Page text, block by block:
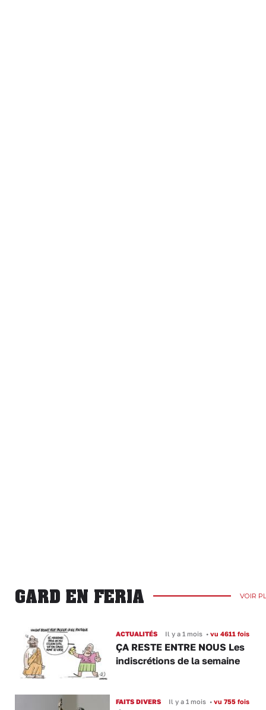
GARD EN FERIA VOIR
ACTUALITÉS Il y a 1 mois •vu 4611 fois
ÇA RESTE ENTRE NOUS Les
indiscrétions de la semaine
FAITS DIVERS Il y a 1 mois •vu 755 fois